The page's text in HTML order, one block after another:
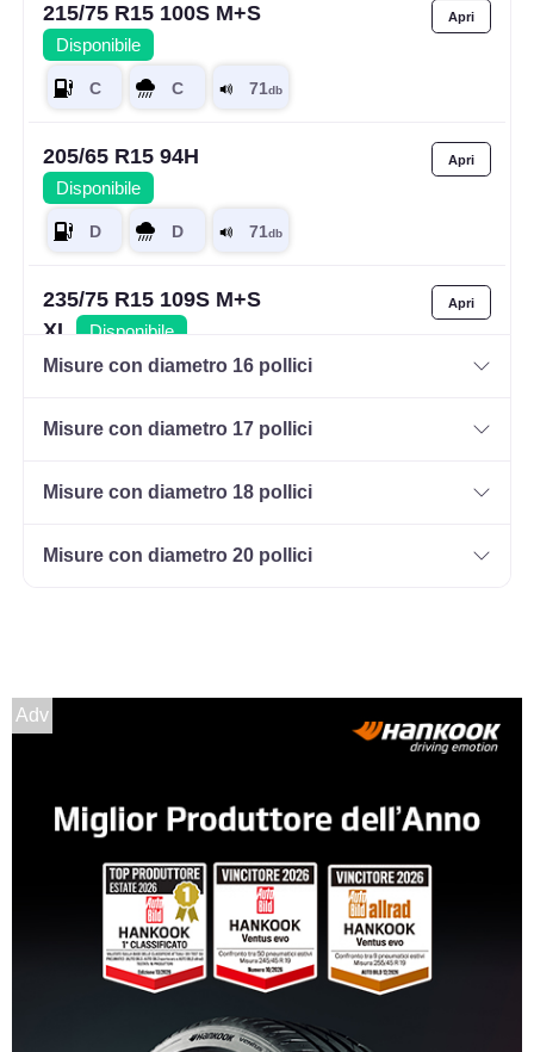
215/75 R15 100S M+S
Disponibile
205/65 R15 94H
Disponibile
235/75 R15 109S M+S
XL
Disponibile
205/70 R15 96H
Misure con diametro 16 pollici
Misure con diametro 17 pollici
Misure con diametro 18 pollici
Misure con diametro 20 pollici
Adv